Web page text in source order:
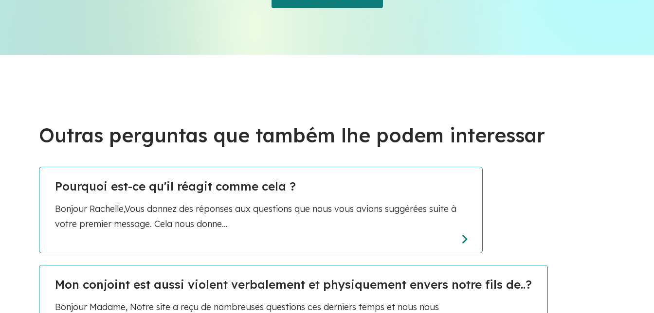
Outras perguntas que também lhe podem interessar
Pourquoi est-ce qu'il réagit comme cela ?
Bonjour Rachelle,Vous donnez des réponses aux questions que nous vous avions suggérées suite à
votre premier message. Cela nous donne...
Mon conjoint est aussi violent verbalement et physiquement envers notre fils de..?
Bonjour Madame, Notre site a reçu de nombreuses questions ces derniers temps et nous nous